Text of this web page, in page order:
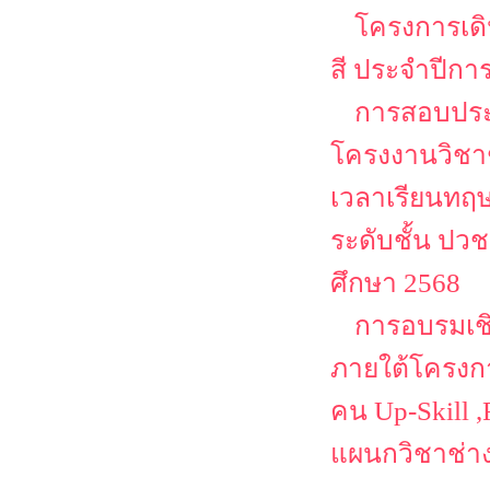
โครงการเ
สี ประจำปีกา
การสอบปร
โครงงานวิช
เวลาเรียนท
ระดับชั้น ปว
ศึกษา 2568
การอบรม
ภายใต้โครง
คน Up-Skill
แผนกวิชาช่า